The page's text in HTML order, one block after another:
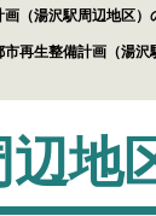
（湯沢駅周辺地区）
市再生整備計画（湯沢
地